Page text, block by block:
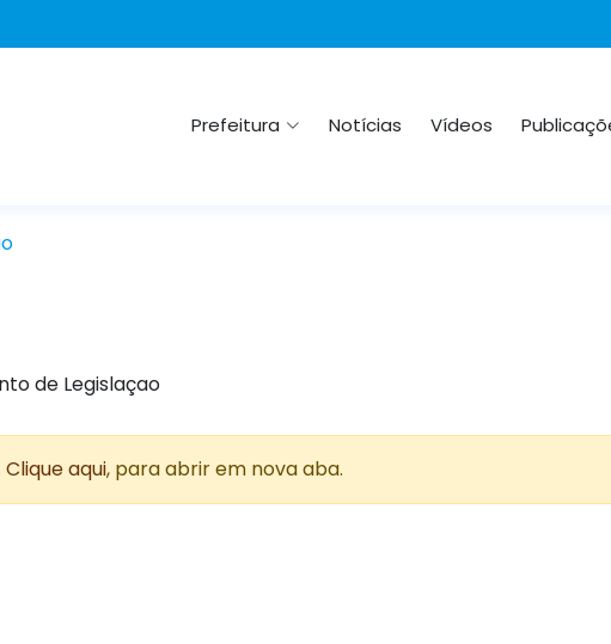
Prefeitura Notícias Vídeos
de Legislaçao
Clique aqui, para abrir em nova aba.